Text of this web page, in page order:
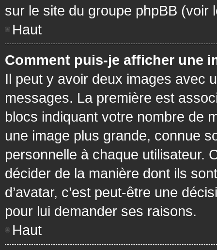
sur le site du groupe phpBB (voir
Haut
Comment puis-je afficher une
Il peut y avoir deux images avec
messages. La première est
blocs indiquant votre nombre de
une image plus grande, connue
personnelle à chaque utilisateur.
décider de la manière dont ils
d’avatar, c’est peut-être une
pour lui demander ses raisons.
Haut